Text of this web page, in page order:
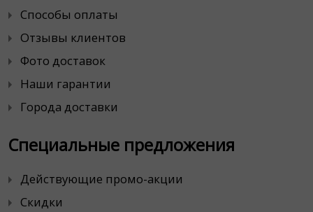
Способы оплаты
Отзывы клиентов
Фото доставок
Наши гарантии
Города доставки
Специальные предложения
Действующие промо-акции
Скидки